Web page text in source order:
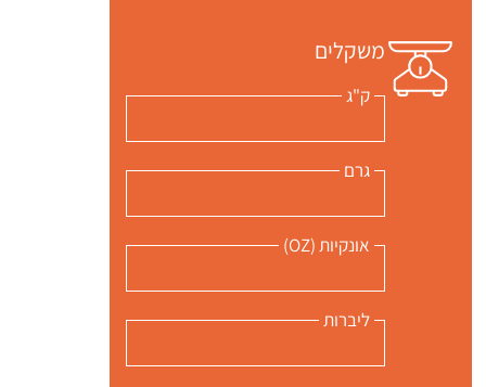
משקלים
ק"ג
גרם
אונקיות (OZ)
ליברות